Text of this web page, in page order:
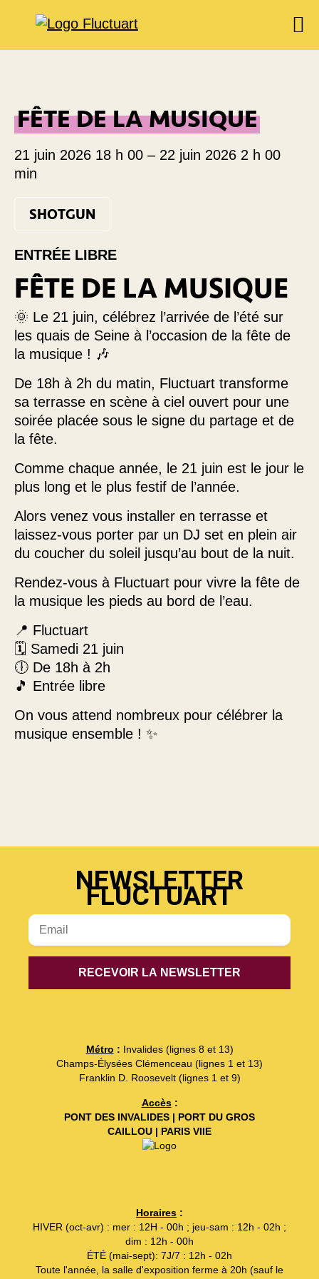
BOOKSHOP
FLUCTUART
RÉSERVER UNE TABLE
PRIVATISER FLUCTUART
FÊTE DE LA MUSIQUE
21 juin 2026 18 h 00 – 22 juin 2026 2 h 00
min
SHOTGUN
ENTRÉE LIBRE
FÊTE DE LA MUSIQUE
🌞 Le 21 juin, célébrez l’arrivée de l’été sur
les quais de Seine à l’occasion de la fête de
la musique ! 🎶
De 18h à 2h du matin, Fluctuart transforme
sa terrasse en scène à ciel ouvert pour une
soirée placée sous le signe du partage et de
la fête.
Comme chaque année, le 21 juin est le jour le
plus long et le plus festif de l’année.
Alors venez vous installer en terrasse et
laissez-vous porter par un DJ set en plein air
du coucher du soleil jusqu’au bout de la nuit.
Rendez-vous à Fluctuart pour vivre la fête de
la musique les pieds au bord de l’eau.
📍 Fluctuart
🗓️ Samedi 21 juin
🕕 De 18h à 2h
🎵 Entrée libre
On vous attend nombreux pour célébrer la
musique ensemble ! ✨
NEWSLETTER
FLUCTUART
Métro : Invalides (lignes 8 et 13)
Champs-Élysées Clémenceau (lignes 1 et 13)
Franklin D. Roosevelt (lignes 1 et 9)
Accès:
PONT DES INVALIDES | PORT DU GROS
CAILLOU | PARIS VIIE
Horaires :
HIVER (oct-avr) : mer : 12H - 00h ; jeu-sam : 12h - 02h ;
dim : 12h - 00h
ÉTÉ (mai-sept): 7J/7 : 12h - 02h
Toute l'année, la salle d'exposition ferme à 20h (sauf le